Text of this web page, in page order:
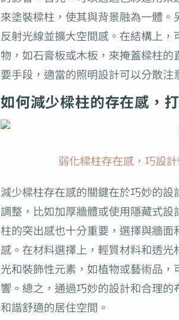
來塗裝樑柱，使其與背景融為一體
反射光線並擴大空間感。在結構上
物，如石膏板或木板，來掩蓋樑柱
要手段，適當的照明設計可以分散注
如何減少樑柱的存在感，
弱化樑柱存在感，巧設
減少樑柱存在感的關鍵在於巧妙的
調整，比如加厚牆體或使用隱藏式
柱的突出感也十分重要，選擇與牆
感。在材料選擇上，輕質材料和透
光和裝飾性元素，如植物或藝術品
響。總之，通過巧妙的設計和合理
和諧舒適的居住空間。